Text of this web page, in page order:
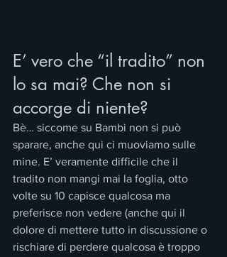
E’ vero che “il tradito” non
lo sa mai? Che non si
accorge di niente?
Bè… siccome su Bambi non si può
sparare, anche qui ci muoviamo sulle
mine. E’ veramente difficile che il
tradito non mangi mai la foglia, otto
volte su 10 capisce qualcosa ma
preferisce non vedere (anche qui il
dolore di mettere tutto in discussione o
rischiare di perdere qualcosa è troppo